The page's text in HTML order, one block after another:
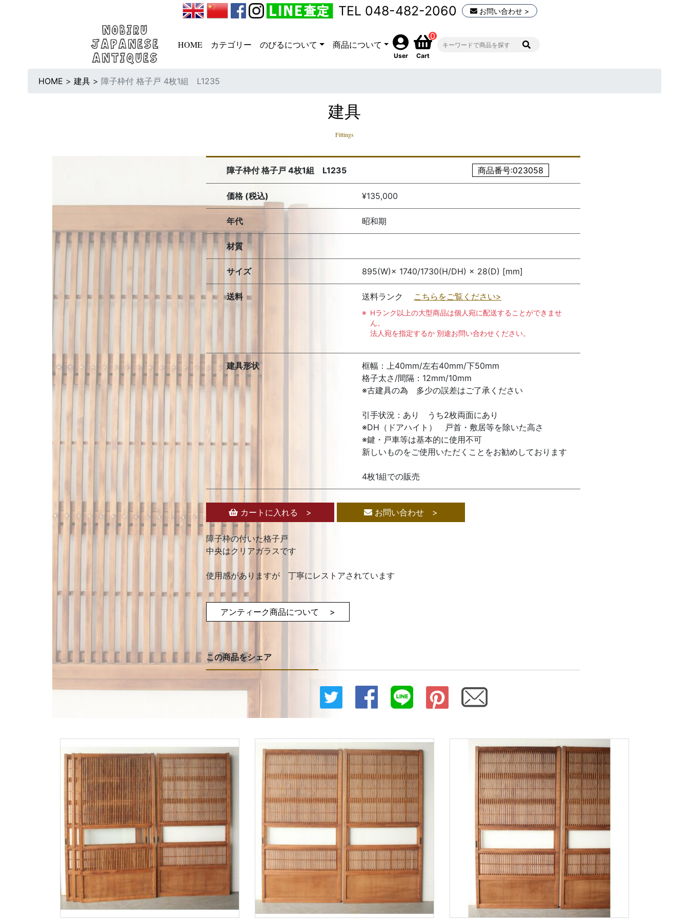
TEL 048-482-2060 お問い合わせ >
HOME カテゴリー のびるについて 商品について
User
0
Cart
HOME > 建具 > 障子枠付 格子戸 4枚1組 L1235
建具
Fittings
障子枠付 格子戸 4枚1組 L1235 商品番号:023058
価格 (税込) ¥135,000
年代 昭和期
材質
サイズ 895(W)× 1740/1730(H/DH) × 28(D) [mm]
送料 送料ランク こちらをご覧ください>
Hランク以上の大型商品は個人宛に配送することができませ
ん。
法人宛を指定するか 別途お問い合わせください。
建具形状
框幅：上40mm/左右40mm/下50mm
格子太さ/間隔：12mm/10mm
※古建具の為 多少の誤差はご了承ください
引手状況：あり うち2枚両面にあり
※DH（ドアハイト） 戸首・敷居等を除いた高さ
※鍵・戸車等は基本的に使用不可
新しいものをご使用いただくことをお勧めしております
4枚1組での販売
カートに入れる > お問い合わせ >
障子枠の付いた格子戸
中央はクリアガラスです
使用感がありますが 丁寧にレストアされています
アンティーク商品について >
この商品をシェア